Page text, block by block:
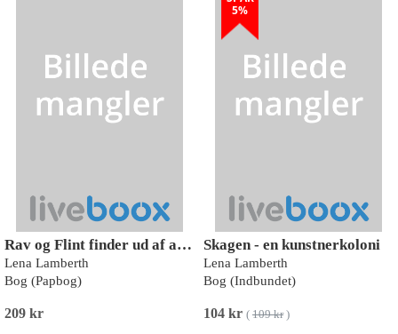
Rav og Flint finder ud af at enes
Lena Lamberth
Bog (Papbog)
209 kr
5%
Skagen - en kunstnerkoloni
Lena Lamberth
Bog (Indbundet)
104 kr ( 109 kr)